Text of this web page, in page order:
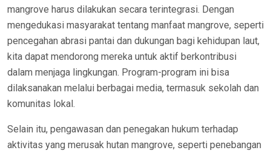
mangrove harus dilakukan secara terintegrasi. Dengan
mengedukasi masyarakat tentang manfaat mangrove, seperti
pencegahan abrasi pantai dan dukungan bagi kehidupan laut,
kita dapat mendorong mereka untuk aktif berkontribusi
dalam menjaga lingkungan. Program-program ini bisa
dilaksanakan melalui berbagai media, termasuk sekolah dan
komunitas lokal.
Selain itu, pengawasan dan penegakan hukum terhadap
aktivitas yang merusak hutan mangrove, seperti penebangan